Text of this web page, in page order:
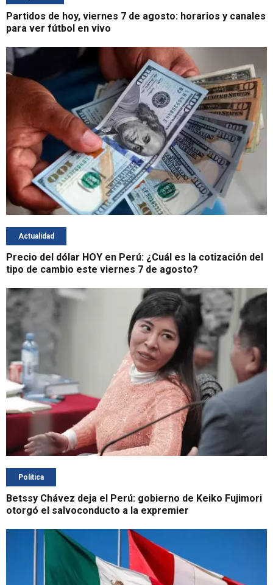
Partidos de hoy, viernes 7 de agosto: horarios y canales
para ver fútbol en vivo
Actualidad
Precio del dólar HOY en Perú: ¿Cuál es la cotización del
tipo de cambio este viernes 7 de agosto?
Política
Betssy Chávez deja el Perú: gobierno de Keiko Fujimori
otorgó el salvoconducto a la expremier